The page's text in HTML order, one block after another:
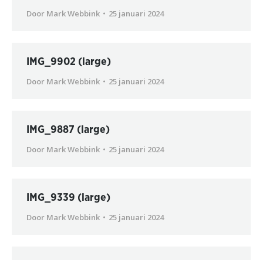
Door Mark Webbink 25 januari 2024
IMG_9902 (large)
Door Mark Webbink 25 januari 2024
IMG_9887 (large)
Door Mark Webbink 25 januari 2024
IMG_9339 (large)
Door Mark Webbink 25 januari 2024